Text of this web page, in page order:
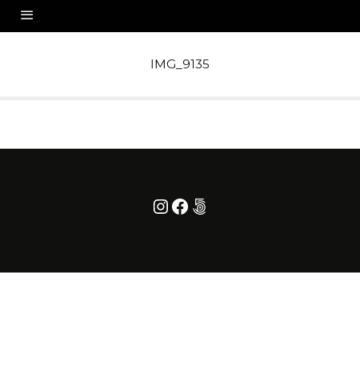
IMG_9135
Instagram
Facebook
500px